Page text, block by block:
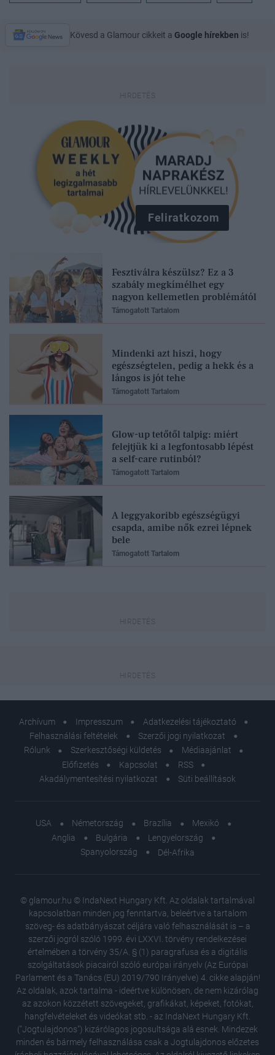
Kövesd a Glamour cikkeit a Google hírekben is!
Feliratkozom
Fesztiválra készülsz? Ez a 3
szabály megkímélhet egy
nagyon kellemetlen problémától
Támogatott Tartalom
Mindenki azt hiszi, hogy
egészségtelen, pedig a hekk és a
lángos is jót tehe
Támogatott Tartalom
Glow-up tetőtől talpig: miért
felejtjük ki a legfontosabb lépést
a self-care rutinból?
Támogatott Tartalom
A leggyakoribb egészségügyi
csapda, amibe nők ezrei lépnek
bele
Támogatott Tartalom
Archívum Impresszum
Adatkezelési tájékoztató
Felhasználási feltételek
Szerzői jogi nyilatkozat
Rólunk
Szerkesztőségi küldetés
Médiaajánlat
Előfizetés
Kapcsolat
RSS
Akadálymentesítési nyilatkozat
Süti beállítások
USA Németország Brazília
Mexikó
Anglia
Bulgária
Lengyelország
Spanyolország
Dél-Afrika
© glamour.hu © IndaNext Hungary Kft. Az oldalak tartalmával
kapcsolatban minden jog fenntartva, beleértve a tartalom
szöveg- és adatbányászat céljára való felhasználását is – a
szerzői jogról szóló 1999. évi LXXVI. törvény rendelkezései
értelmében a törvény 35/A. § (1) paragrafusa és a digitális
szolgáltatások piacairól szóló európai irányelv (Az Európai
Parlament és a Tanács (EU) 2019/790 Irányelve) 4. cikke alapján!
Az oldalak, azok tartalma - ideértve különösen, de nem kizárólag
az azokon közzétett szövegeket, grafikákat, képeket, fotókat,
hangfelvételeket és videókat stb. - az IndaNext Hungary Kft.
("Jogtulajdonos") kizárólagos jogosultsága alá esnek. Mindezek
minden és bármely felhasználása csak a Jogtulajdonos előzetes